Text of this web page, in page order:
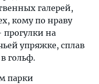
галерей,
кому по нраву
на
упряжке, сплав
гольф.
парки